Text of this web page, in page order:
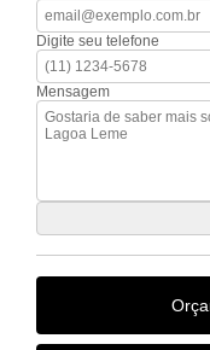
Digite seu telefone
Mensagem